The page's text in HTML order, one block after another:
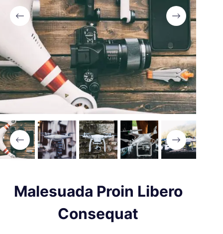
Malesuada Proin Libero
Consequat